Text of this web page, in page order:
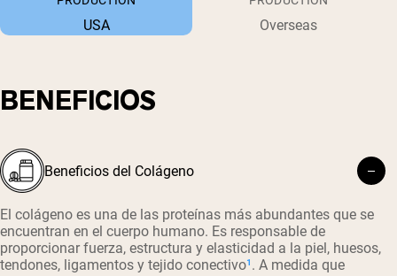
USA Overseas
BENEFICIOS
Beneficios del Colágeno
El colágeno es una de las proteínas más abundantes que se
encuentran en el cuerpo humano. Es responsable de
proporcionar fuerza, estructura y elasticidad a la piel, huesos,
tendones, ligamentos y tejido conectivo¹. A medida que